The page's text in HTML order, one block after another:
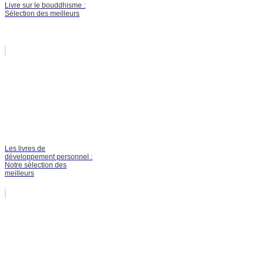
Livre sur le bouddhisme :
Sélection des meilleurs
Les livres de
développement personnel :
Notre sélection des
meilleurs